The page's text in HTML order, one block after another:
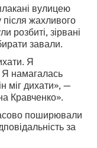
вулицею
після жахливого
розбиті, зірвані
завали.
Я
Я намагалась
міг дихати», —
Кравченко».
поширювали
за